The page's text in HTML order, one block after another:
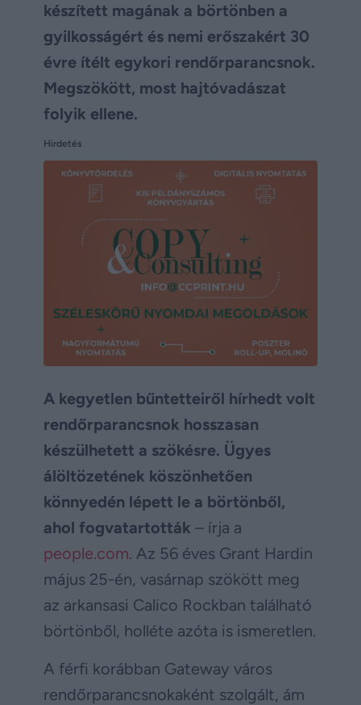
készített magának a börtönben a
gyilkosságért és nemi erőszakért 30
évre ítélt egykori rendőrparancsnok.
Megszökött, most hajtóvadászat
folyik ellene.
Hirdetés
A kegyetlen bűntetteiről hírhedt volt
rendőrparancsnok hosszasan
készülhetett a szökésre. Ügyes
álöltözetének köszönhetően
könnyedén lépett le a börtönből,
ahol fogvatartották – írja a
people.com. Az 56 éves Grant Hardin
május 25-én, vasárnap szökött meg
az arkansasi Calico Rockban található
börtönből, holléte azóta is ismeretlen.
A férfi korábban Gateway város
rendőrparancsnokaként szolgált, ám